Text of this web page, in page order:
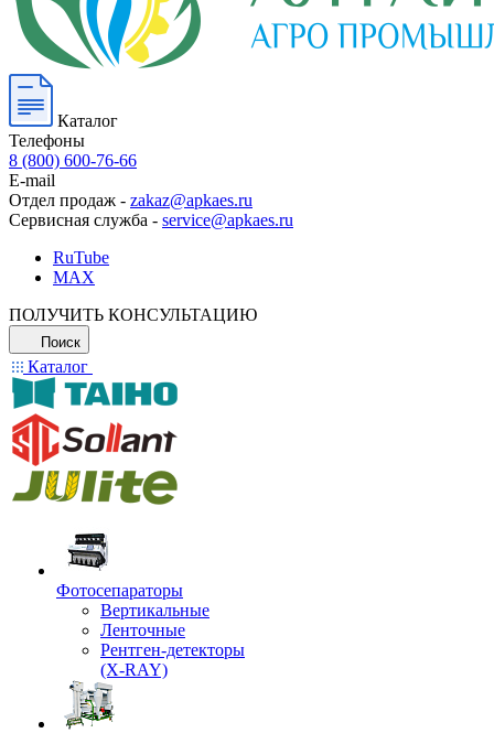
Каталог
Телефоны
8 (800) 600-76-66
E-mail
Отдел продаж - zakaz@apkaes.ru
Сервисная служба - service@apkaes.ru
RuTube
MAX
ПОЛУЧИТЬ КОНСУЛЬТАЦИЮ
Поиск
Каталог
Фотосепараторы
Вертикальные
Ленточные
Рентген-детекторы
(X-RAY)